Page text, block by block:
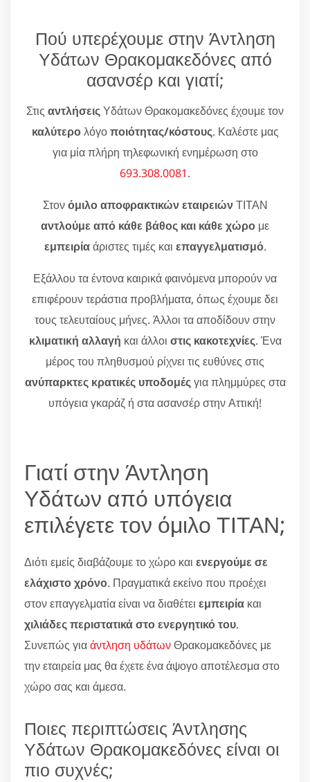
Πού υπερέχουμε στην Άντληση
Υδάτων Θρακομακεδόνες από
ασανσέρ και γιατί;
Στις αντλήσειςΥδάτων Θρακομακεδόνες έχουμε τον
καλύτερολόγοποιότητας/κόστους. Καλέστε μας
για μία πλήρη τηλεφωνική ενημέρωση στο
693.308.0081.
Στονόμιλο αποφρακτικών εταιρειώνΤΙΤΑΝ
αντλούμε από κάθε βάθος και κάθε χώρο με
εμπειρίαάριστες τιμές και επαγγελματισμό.
Εξάλλου τα έντονα καιρικά φαινόμενα μπορούν να
επιφέρουν τεράστια προβλήματα, όπως έχουμε δει
τους τελευταίους μήνες. Άλλοι τα αποδίδουν στην
κλιματική αλλαγή και άλλοι στις κακοτεχνίες. Ένα
μέρος του πληθυσμού ρίχνει τις ευθύνες στις
ανύπαρκτες κρατικές υποδομέςγια πλημμύρες στα
υπόγεια γκαράζ ή στα ασανσέρ στην Αττική!
Γιατί στην Άντληση
Υδάτων από υπόγεια
επιλέγετε τον όμιλο ΤΙΤΑΝ;
Διότι εμείς διαβάζουμε το χώρο και ενεργούμε σε
ελάχιστο χρόνο. Πραγματικά εκείνο που προέχει
στον επαγγελματία είναι να διαθέτει εμπειρία και
χιλιάδες περιστατικά στο ενεργητικό του.
Συνεπώς γιαάντληση υδάτωνΘρακομακεδόνες με
την εταιρεία μας θα έχετε ένα άψογο αποτέλεσμα στο
χώρο σας και άμεσα.
Ποιες περιπτώσεις Άντλησης
Υδάτων Θρακομακεδόνες είναι οι
πιο συχνές;